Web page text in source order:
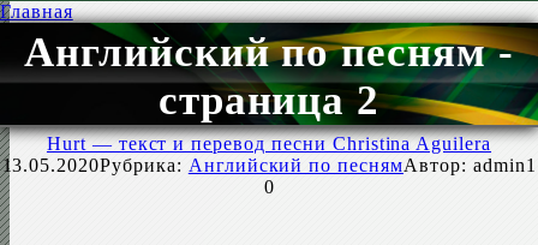
Главная
Английский по песням -
страница 2
Hurt — текст и перевод песни Christina Aguilera
13.05.2020Рубрика: Английский по песнямАвтор: admin1
0